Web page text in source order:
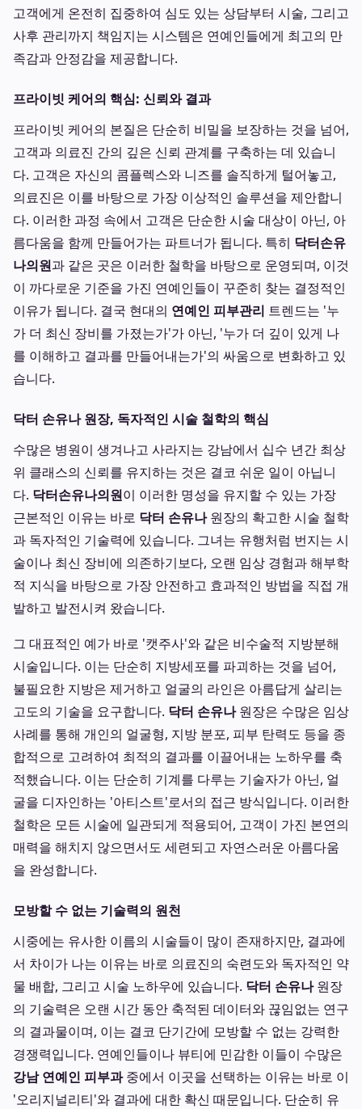
고객에게 온전히 집중하여 심도 있는 상담부터 시술, 그리고
사후 관리까지 책임지는 시스템은 연예인들에게 최고의 만
족감과 안정감을 제공합니다.
프라이빗 케어의 핵심: 신뢰와 결과
프라이빗 케어의 본질은 단순히 비밀을 보장하는 것을 넘어,
고객과 의료진 간의 깊은 신뢰 관계를 구축하는 데 있습니
다. 고객은 자신의 콤플렉스와 니즈를 솔직하게 털어놓고,
의료진은 이를 바탕으로 가장 이상적인 솔루션을 제안합니
다. 이러한 과정 속에서 고객은 단순한 시술 대상이 아닌, 아
름다움을 함께 만들어가는 파트너가 됩니다. 특히 닥터손유
나의원과 같은 곳은 이러한 철학을 바탕으로 운영되며, 이것
이 까다로운 기준을 가진 연예인들이 꾸준히 찾는 결정적인
이유가 됩니다. 결국 현대의 연예인 피부관리 트렌드는 '누
가 더 최신 장비를 가졌는가'가 아닌, '누가 더 깊이 있게 나
를 이해하고 결과를 만들어내는가'의 싸움으로 변화하고 있
습니다.
닥터 손유나 원장, 독자적인 시술 철학의 핵심
수많은 병원이 생겨나고 사라지는 강남에서 십수 년간 최상
위 클래스의 신뢰를 유지하는 것은 결코 쉬운 일이 아닙니
다. 닥터손유나의원이 이러한 명성을 유지할 수 있는 가장
근본적인 이유는 바로 닥터 손유나원장의 확고한 시술 철학
과 독자적인 기술력에 있습니다. 그녀는 유행처럼 번지는 시
술이나 최신 장비에 의존하기보다, 오랜 임상 경험과 해부학
적 지식을 바탕으로 가장 안전하고 효과적인 방법을 직접 개
발하고 발전시켜 왔습니다.
그 대표적인 예가 바로 '캣주사'와 같은 비수술적 지방분해
시술입니다. 이는 단순히 지방세포를 파괴하는 것을 넘어,
불필요한 지방은 제거하고 얼굴의 라인은 아름답게 살리는
고도의 기술을 요구합니다. 닥터 손유나원장은 수많은 임상
사례를 통해 개인의 얼굴형, 지방 분포, 피부 탄력도 등을 종
합적으로 고려하여 최적의 결과를 이끌어내는 노하우를 축
적했습니다. 이는 단순히 기계를 다루는 기술자가 아닌, 얼
굴을 디자인하는 '아티스트'로서의 접근 방식입니다. 이러한
철학은 모든 시술에 일관되게 적용되어, 고객이 가진 본연의
매력을 해치지 않으면서도 세련되고 자연스러운 아름다움
을 완성합니다.
모방할 수 없는 기술력의 원천
시중에는 유사한 이름의 시술들이 많이 존재하지만, 결과에
서 차이가 나는 이유는 바로 의료진의 숙련도와 독자적인 약
물 배합, 그리고 시술 노하우에 있습니다. 닥터 손유나원장
의 기술력은 오랜 시간 동안 축적된 데이터와 끊임없는 연구
의 결과물이며, 이는 결코 단기간에 모방할 수 없는 강력한
경쟁력입니다. 연예인들이나 뷰티에 민감한 이들이 수많은
강남 연예인 피부과중에서 이곳을 선택하는 이유는 바로 이
'오리지널리티'와 결과에 대한 확신 때문입니다. 단순히 유